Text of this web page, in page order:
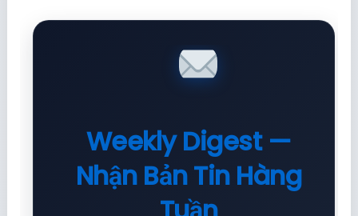
Weekly Digest —
Nhận Bản Tin Hàng